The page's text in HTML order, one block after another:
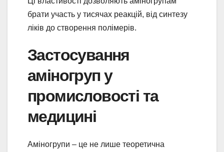
брати участь у тисячах реакцій, від синтезу
ліків до створення полімерів.
Застосування
аміногруп у
промисловості та
медицині
Аміногрупи – це не лише теоретична